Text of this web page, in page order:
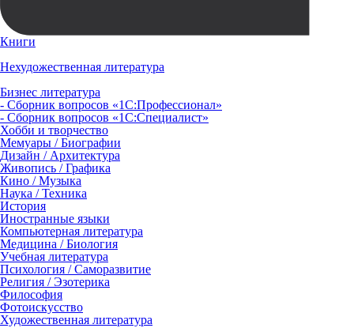
Книги
Нехудожественная литература
Бизнес литература
- Сборник вопросов «1С:Профессионал»
- Сборник вопросов «1С:Специалист»
Хобби и творчество
Мемуары / Биографии
Дизайн / Архитектура
Живопись / Графика
Кино / Музыка
Наука / Техника
История
Иностранные языки
Компьютерная литература
Медицина / Биология
Учебная литература
Психология / Саморазвитие
Религия / Эзотерика
Философия
Фотоискусство
Художественная литература